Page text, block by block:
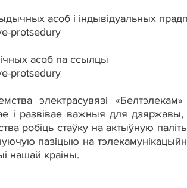
асоб і індывідуальных
protsedury
асоб па ссылцы
protsedury
электрасувязі
і развівае важныя для дзяржавы,
робіць стаўку на актыўную
пазіцыю на
нашай краіны.